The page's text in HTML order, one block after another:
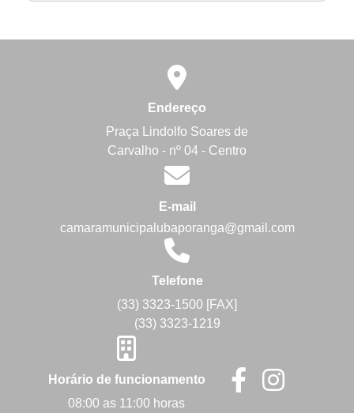
Endereço
Praça Lindolfo Soares de
Carvalho - nº 04 - Centro
E-mail
camaramunicipalubaporanga@gmail.com
Telefone
(33) 3323-1500 [FAX]
(33) 3323-1219
Horário de funcionamento
08:00 as 11:00 horas